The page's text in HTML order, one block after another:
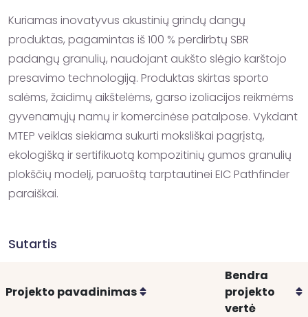
Kuriamas inovatyvus akustinių grindų dangų
produktas, pagamintas iš 100 % perdirbtų SBR
padangų granulių, naudojant aukšto slėgio karštojo
presavimo technologiją. Produktas skirtas sporto
salėms, žaidimų aikštelėms, garso izoliacijos reikmėms
gyvenamųjų namų ir komercinėse patalpose. Vykdant
MTEP veiklas siekiama sukurti moksliškai pagrįstą,
ekologišką ir sertifikuotą kompozitinių gumos granulių
plokščių modelį, paruoštą tarptautinei EIC Pathfinder
paraiškai.
Sutartis
Projekto pavadinimas Rikiuoti
Bendra
projekto
vertė